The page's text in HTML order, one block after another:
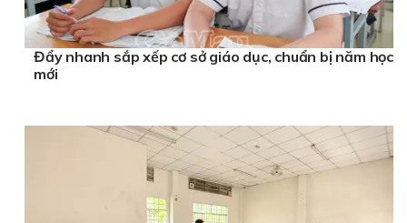
Đẩy nhanh sắp xếp cơ sở giáo dục, chuẩn bị năm học
mới